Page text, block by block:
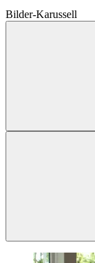
Bilder-Karussell